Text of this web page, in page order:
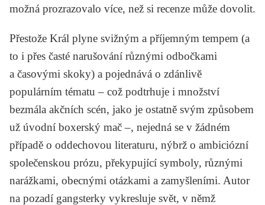
možná prozrazovalo více, než si recenze může dovolit.
Přestože Král plyne svižným a příjemným tempem (a
to i přes časté narušování různými odbočkami
a časovými skoky) a pojednává o zdánlivě
populárním tématu – což podtrhuje i množství
bezmála akčních scén, jako je ostatně svým způsobem
už úvodní boxerský mač –, nejedná se v žádném
případě o oddechovou literaturu, nýbrž o ambiciózní
společenskou prózu, překypující symboly, různými
narážkami, obecnými otázkami a zamyšleními. Autor
na pozadí gangsterky vykresluje svět, v němž